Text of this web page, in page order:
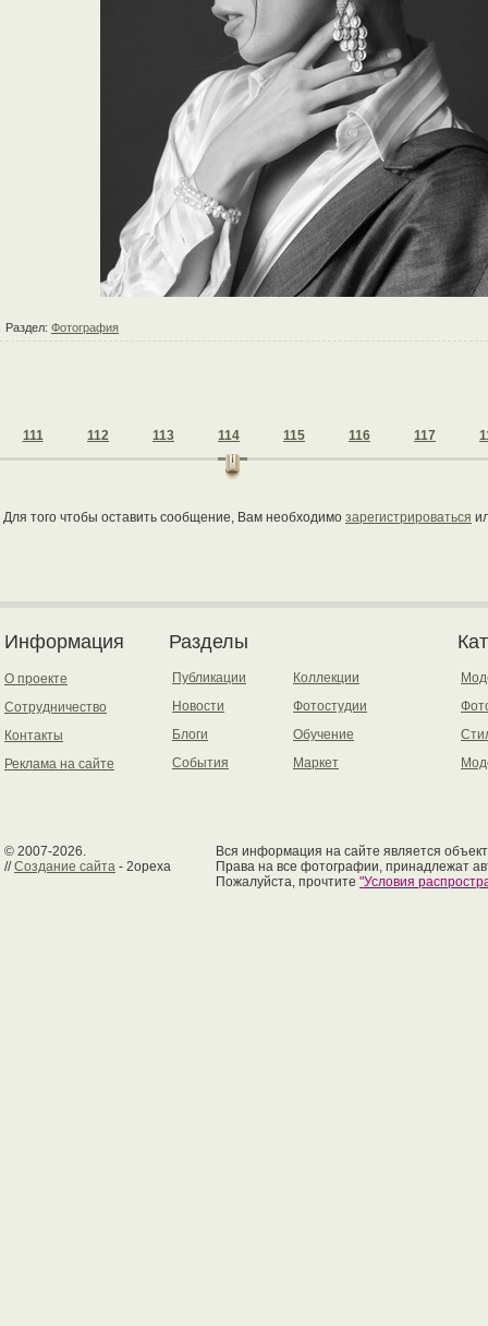
Раздел: Фотография
111 112 113 114 115 116 117
Для того чтобы оставить сообщение, Вам необходимо зарегистрироваться
Информация
О проекте
Сотрудничество
Контакты
Реклама на сайте
Разделы
Публикации
Новости
Блоги
События
Коллекции
Фотостудии
Обучение
Маркет
© 2007-2026.
//Создание сайта - 2opexa
Вся информация на сайте является
Права на все фотографии, принадлежат
Пожалуйста, прочтите "Условия